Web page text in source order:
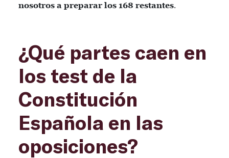
nosotros a preparar los 168 restantes.
¿Qué partes caen en
los test de la
Constitución
Española en las
oposiciones?